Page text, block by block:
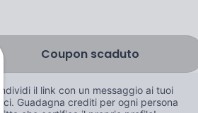
Coupon scaduto
il link con un messaggio ai tuoi
Guadagna crediti per ogni persona